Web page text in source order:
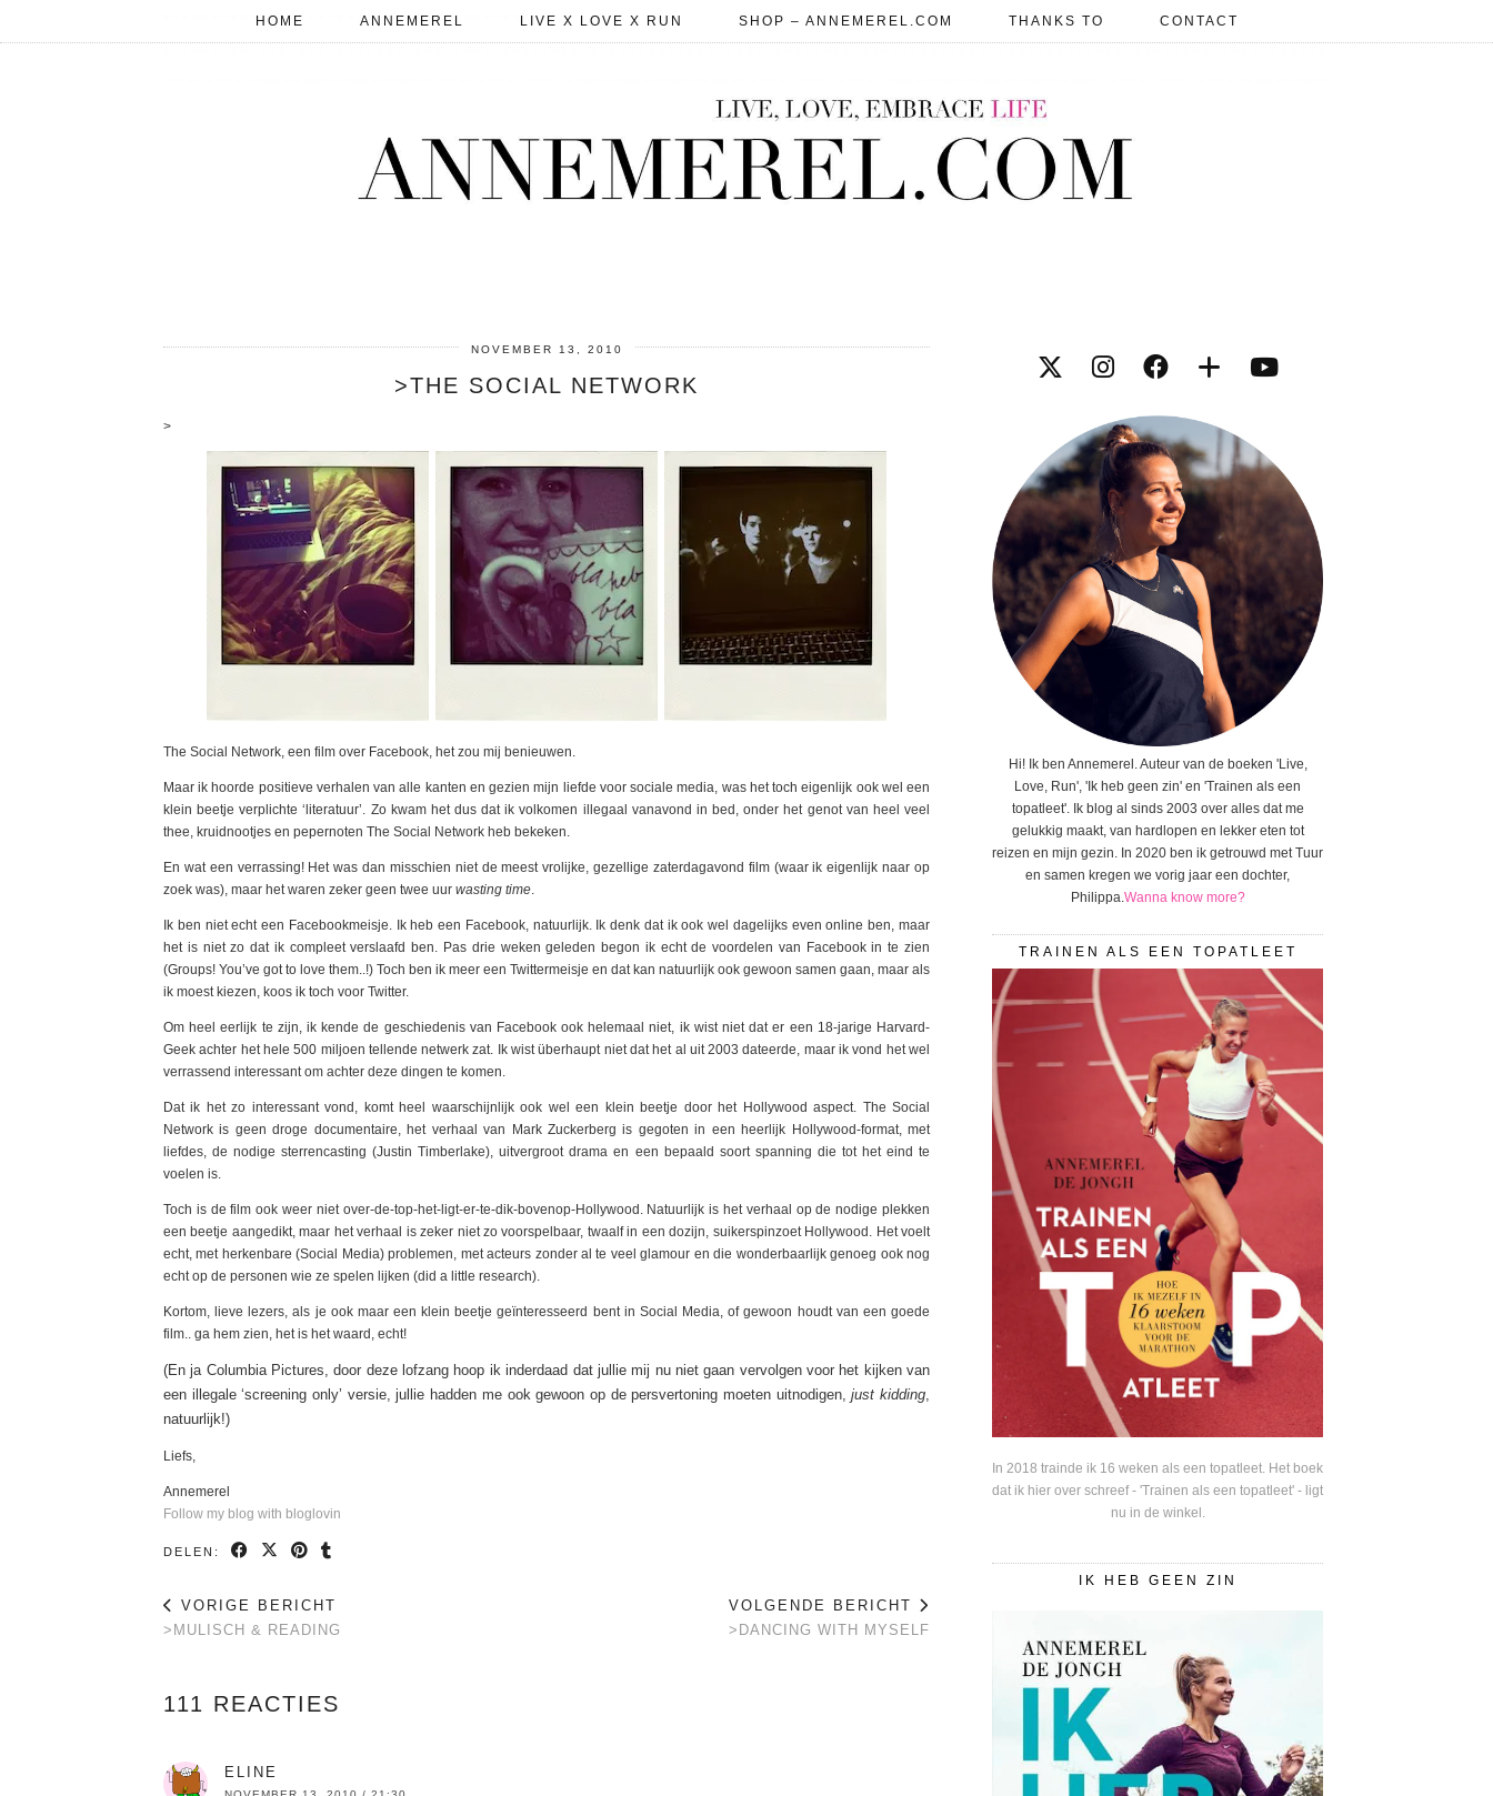
HOME ANNEMEREL LIVE X LOVE X RUN SHOP – ANNEMEREL.COM THANKS TO CONTACT
NOVEMBER 13, 2010
>THE SOCIAL NETWORK
>
The Social Network, een film over Facebook, het zou mij benieuwen.
Maar ik hoorde positieve verhalen van alle kanten en gezien mijn liefde voor sociale media, was het toch eigenlijk ook wel een
klein beetje verplichte ‘literatuur’. Zo kwam het dus dat ik volkomen illegaal vanavond in bed, onder het genot van heel veel
thee, kruidnootjes en pepernoten The Social Network heb bekeken.
En wat een verrassing! Het was dan misschien niet de meest vrolijke, gezellige zaterdagavond film (waar ik eigenlijk naar op
zoek was), maar het waren zeker geen twee uur wasting time.
Ik ben niet echt een Facebookmeisje. Ik heb een Facebook, natuurlijk. Ik denk dat ik ook wel dagelijks even online ben, maar
het is niet zo dat ik compleet verslaafd ben. Pas drie weken geleden begon ik echt de voordelen van Facebook in te zien
(Groups! You’ve got to love them..!) Toch ben ik meer een Twittermeisje en dat kan natuurlijk ook gewoon samen gaan, maar als
ik moest kiezen, koos ik toch voor Twitter.
Om heel eerlijk te zijn, ik kende de geschiedenis van Facebook ook helemaal niet, ik wist niet dat er een 18-jarige Harvard-
Geek achter het hele 500 miljoen tellende netwerk zat. Ik wist überhaupt niet dat het al uit 2003 dateerde, maar ik vond het wel
verrassend interessant om achter deze dingen te komen.
Dat ik het zo interessant vond, komt heel waarschijnlijk ook wel een klein beetje door het Hollywood aspect. The Social
Network is geen droge documentaire, het verhaal van Mark Zuckerberg is gegoten in een heerlijk Hollywood-format, met
liefdes, de nodige sterrencasting (Justin Timberlake), uitvergroot drama en een bepaald soort spanning die tot het eind te
voelen is.
Toch is de film ook weer niet over-de-top-het-ligt-er-te-dik-bovenop-Hollywood. Natuurlijk is het verhaal op de nodige plekken
een beetje aangedikt, maar het verhaal is zeker niet zo voorspelbaar, twaalf in een dozijn, suikerspinzoet Hollywood. Het voelt
echt, met herkenbare (Social Media) problemen, met acteurs zonder al te veel glamour en die wonderbaarlijk genoeg ook nog
echt op de personen wie ze spelen lijken (did a little research).
Kortom, lieve lezers, als je ook maar een klein beetje geïnteresseerd bent in Social Media, of gewoon houdt van een goede
film.. ga hem zien, het is het waard, echt!
(En ja Columbia Pictures, door deze lofzang hoop ik inderdaad dat jullie mij nu niet gaan vervolgen voor het kijken van
een illegale ‘screening only’ versie, jullie hadden me ook gewoon op de persvertoning moeten uitnodigen,just kidding
natuurlijk!)
Liefs,
Annemerel
Follow my blog with bloglovin
DELEN:
VORIGE BERICHT
>MULISCH & READING
VOLGENDE BERICHT
>DANCING WITH MYSELF
111 REACTIES
ELINE
Hi! Ik ben Annemerel. Auteur van de boeken 'Live,
Love, Run', 'Ik heb geen zin' en 'Trainen als een
topatleet'. Ik blog al sinds 2003 over alles dat me
gelukkig maakt, van hardlopen en lekker eten tot
reizen en mijn gezin. In 2020 ben ik getrouwd met Tuur
en samen kregen we vorig jaar een dochter,
Philippa.Wanna know more?
TRAINEN ALS EEN TOPATLEET
In 2018 trainde ik 16 weken als een topatleet. Het boek
dat ik hier over schreef - 'Trainen als een topatleet' - ligt
nu in de winkel.
IK HEB GEEN ZIN